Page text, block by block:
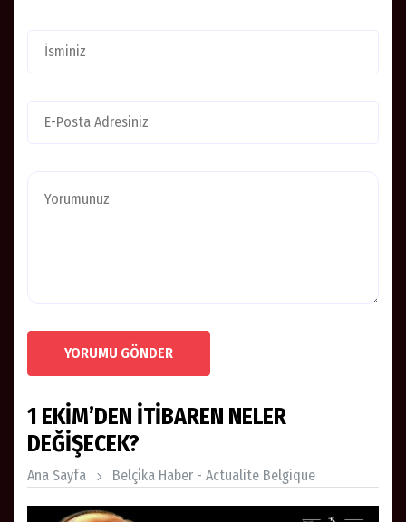
YORUMU GÖNDER
1 EKİM’DEN İTİBAREN NELER
DEĞİŞECEK?
Ana Sayfa Belçi̇ka Haber - Actualite Belgique